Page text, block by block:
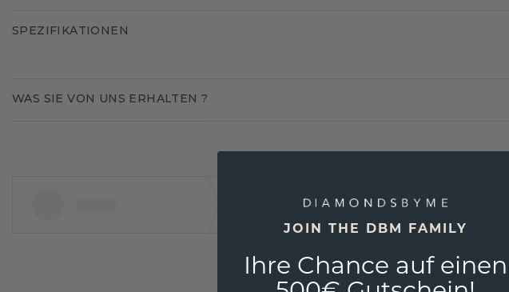
SPEZIFIKATIONEN
WAS SIE VON UNS ERHALTEN ?
JOIN THE DBM FAMILY
Ihre Chance auf einen